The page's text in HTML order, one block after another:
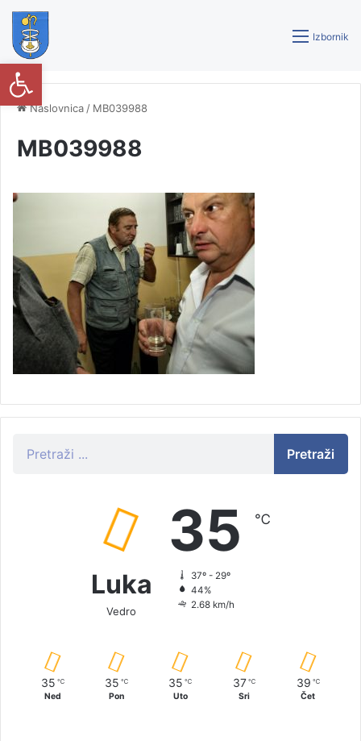
Izbornik
Naslovnica / MB039988
MB039988
Pretraži
Luka
Vedro
35 ℃
37º - 29º
44%
2.68 km/h
35 ℃
Ned
35 ℃
Pon
35 ℃
Uto
37 ℃
Sri
39 ℃
Čet
Open toolbar